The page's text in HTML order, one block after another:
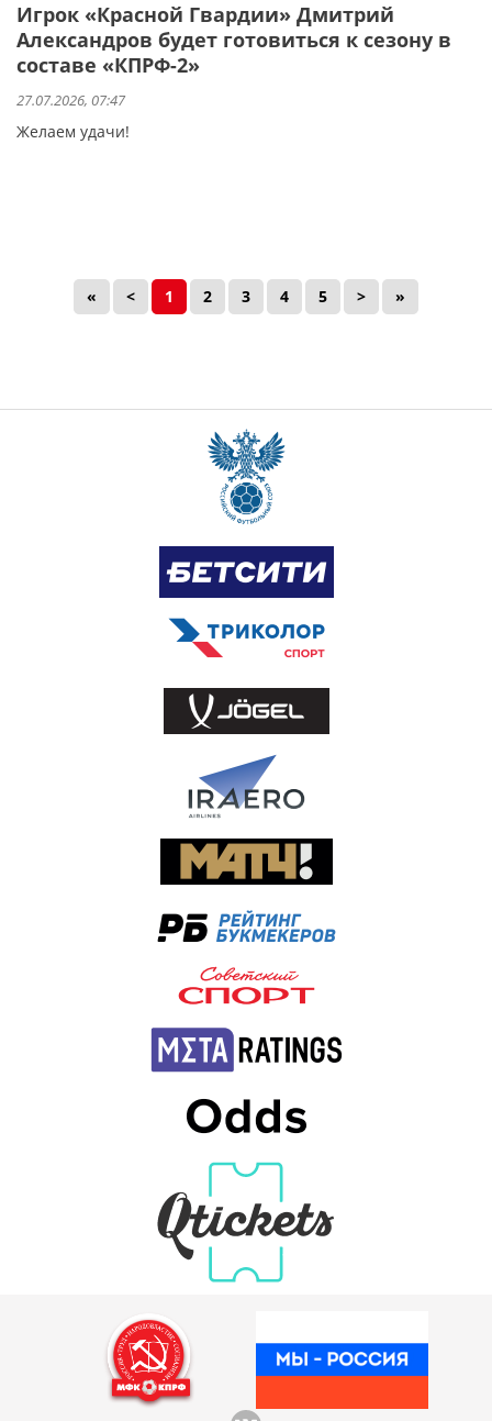
Игрок «Красной Гвардии» Дмитрий
Александров будет готовиться к сезону в
составе «КПРФ-2»
27.07.2026, 07:47
Желаем удачи!
« < 1 2 3 4 5 > »